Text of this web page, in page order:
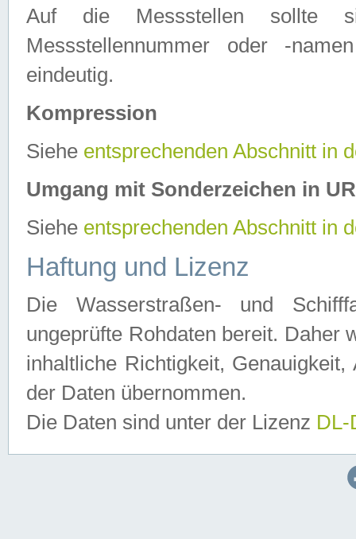
Auf die Messstellen sollte
Messstellennummer oder -
eindeutig.
Kompression
Siehe entsprechenden Abschnitt in
Umgang mit Sonderzeichen in
Siehe entsprechenden Abschnitt in
Haftung und Lizenz
Die Wasserstraßen- und
ungeprüfte Rohdaten bereit. Daher
inhaltliche Richtigkeit,
der Daten übernommen.
Die Daten sind unter der Lizenz